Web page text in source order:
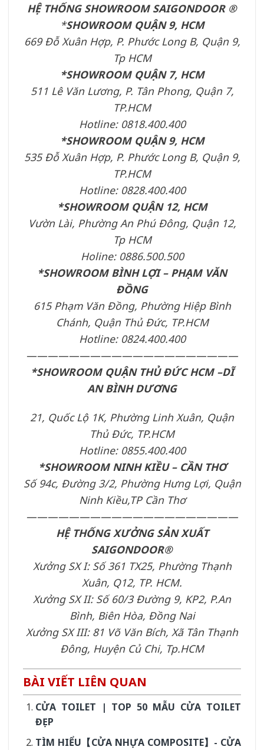
HỆ THỐNG SHOWROOM SAIGONDOOR ®
*SHOWROOM QUẬN 9, HCM
669 Đỗ Xuân Hợp, P. Phước Long B, Quận 9,
Tp HCM
*SHOWROOM QUẬN 7, HCM
511 Lê Văn Lương, P. Tân Phong, Quận 7,
TP.HCM
Hotline: 0818.400.400
*SHOWROOM QUẬN 9, HCM
535 Đỗ Xuân Hợp, P. Phước Long B, Quận 9,
TP.HCM
Hotline: 0828.400.400
*SHOWROOM QUẬN 12, HCM
Vườn Lài, Phường An Phú Đông, Quận 12,
Tp HCM
Holine: 0886.500.500
*SHOWROOM BÌNH LỢI – PHẠM VĂN
ĐỒNG
615 Phạm Văn Đồng, Phường Hiệp Bình
Chánh, Quận Thủ Đức, TP.HCM
Hotline: 0824.400.400
————————————————————
*SHOWROOM QUẬN THỦ ĐỨC HCM –DĨ
AN BÌNH DƯƠNG
21, Quốc Lộ 1K, Phường Linh Xuân, Quận
Thủ Đức, TP.HCM
Hotline: 0855.400.400
*SHOWROOM NINH KIỀU – CẦN THƠ
Số 94c, Đường 3/2, Phường Hưng Lợi, Quận
Ninh Kiều,TP Cần Thơ
————————————————————
HỆ THỐNG XƯỞNG SẢN XUẤT
SAIGONDOOR®
Xưởng SX I: Số 361 TX25, Phường Thạnh
Xuân, Q12, TP. HCM.
Xưởng SX II: Số 60/3 Đường 9, KP2, P.An
Bình, Biên Hòa, Đồng Nai
Xưởng SX III: 81 Võ Văn Bích, Xã Tân Thạnh
Đông, Huyện Củ Chi, Tp.HCM
BÀI VIẾT LIÊN QUAN
CỬA TOILET | TOP 50 MẪU CỬA TOILET
ĐẸP
TÌM HIỂU【CỬA NHỰA COMPOSITE】- CỬA